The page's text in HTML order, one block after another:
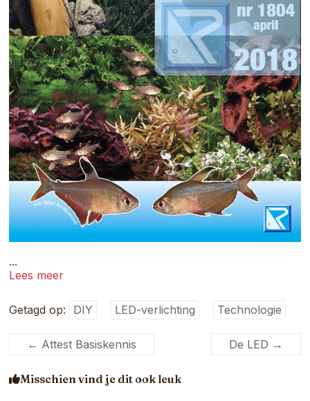
...
Lees meer
Getagd op: DIY LED-verlichting Technologie
← Attest Basiskennis De LED →
Misschien vind je dit ook leuk